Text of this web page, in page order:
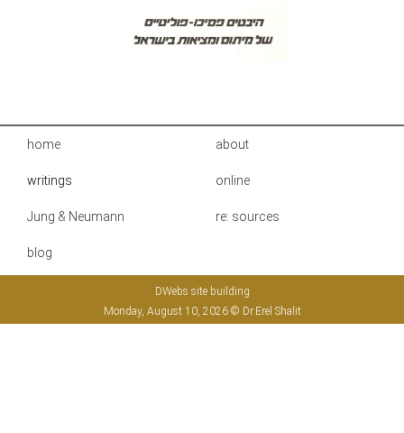
home about
writings online
Jung & Neumann re: sources
blog
DWebs site building
Monday, August 10, 2026 © Dr.Erel Shalit